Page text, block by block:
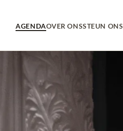
AGENDAOVER ONSSTEUN ONS